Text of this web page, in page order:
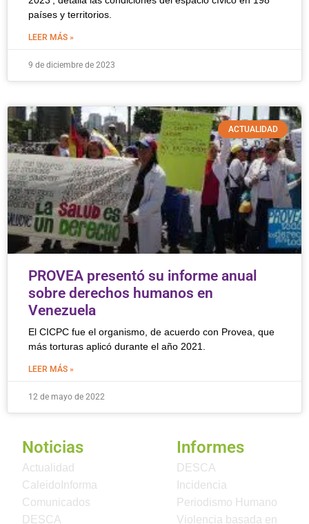
países y territorios.
LEER MÁS »
9 de diciembre de 2023
ACTUALIDAD
PROVEA presentó su informe anual
sobre derechos humanos en
Venezuela
El CICPC fue el organismo, de acuerdo con Provea, que
más torturas aplicó durante el año 2021.
LEER MÁS »
12 de mayo de 2022
Noticias
Actualidad
CaleidoInforma
Comunicados
DESCA
Informes
DESCA
Incidencia
Periodismo Humano
Violencia basada en